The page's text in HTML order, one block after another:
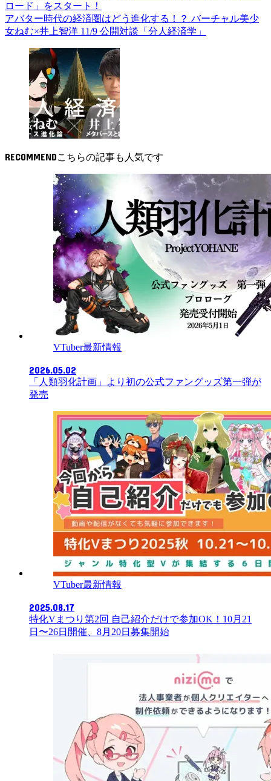
ロード」をスタート！
アバター時代の経済圏はどう進化する！？ バーチャル美少
女ねむ×井上智洋 11/9 公開対談「分人経済学」
RECOMMEND
VTuber最新情報
2026.05.02
「人類羽化計画」より初の公式ファングッズ第一弾が
発売
VTuber最新情報
2025.08.17
特化Vまつり第2回 自己紹介だけで参加OK！10月21
日〜26日開催、8月20日募集開始